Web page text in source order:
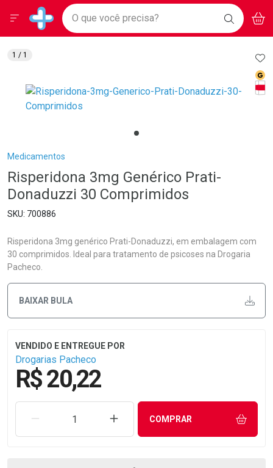
Drogarias Pacheco
Baixe nosso APP e aproveite Ofertas Exclusivas!
BAIXE
O APP
Ir direto para a home
pela página
Ir direto para o conteúdo
Ir direto para a busca
Ir direto para a conta
Ir direto para a notificações
Ir direto para o carrinho
Ir direto para o menu
Faça a sua busca
O que você precisa? BUSCAR
Menu
Breadcrumb
Medicamentos
Risperidona 3mg Genérico Prati-
Donaduzzi 30 Comprimidos
700886
Risperidona 3mg genérico Prati-Donaduzzi, em embalagem com
30 comprimidos. Ideal para tratamento de psicoses na Drogaria
Pacheco.
BAIXAR BULA
Drogarias Pacheco
R$ 20,22
REMOVER UMA UNIDADEAUMENTAR UMA UNIDADE
COMPRAR
1 / 1